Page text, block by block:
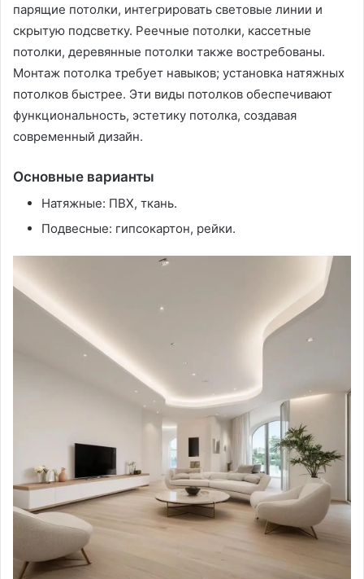
парящие потолки, интегрировать световые линии и
скрытую подсветку. Реечные потолки, кассетные
потолки, деревянные потолки также востребованы.
Монтаж потолка требует навыков; установка натяжных
потолков быстрее. Эти виды потолков обеспечивают
функциональность, эстетику потолка, создавая
современный дизайн.
Основные варианты
Натяжные: ПВХ, ткань.
Подвесные: гипсокартон, рейки.